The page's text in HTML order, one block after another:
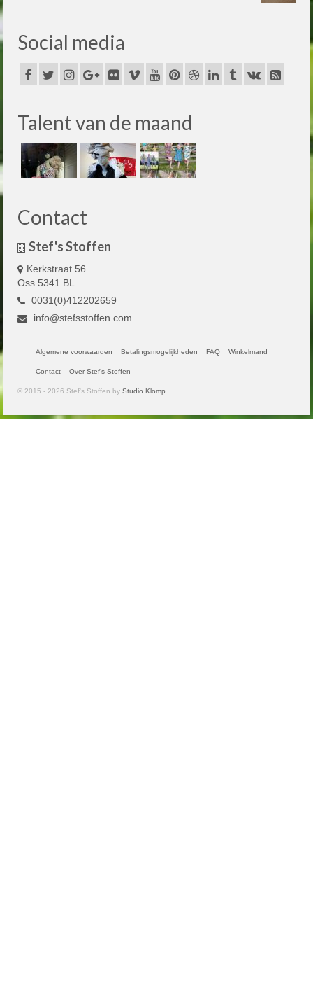
Social media
Talent van de maand
Contact
Stef's Stoffen
Kerkstraat 56
Oss 5341 BL
0031(0)412202659
info@stefsstoffen.com
Algemene voorwaarden Betalingsmogelijkheden FAQ Winkelmand
Contact Over Stef’s Stoffen
© 2015 - 2026 Stef's Stoffen by Studio.Klomp